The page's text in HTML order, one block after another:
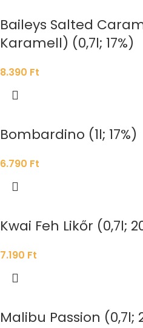
Baileys Salted
Karamell) (0,7l; 17%)
8.390 Ft
Bombardino (1l; 17%)
6.790 Ft
Kwai Feh Likőr (0,7l;
7.190 Ft
Malibu Passion (0,7l;